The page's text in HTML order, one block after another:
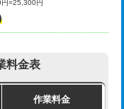
16,500円
現場見積
11,000円+材料費
13,200円
=25,300円
料金表
作業料金